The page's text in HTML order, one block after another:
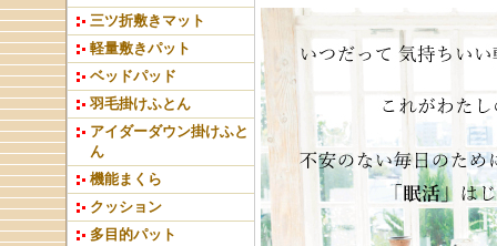
三ツ折敷きマット
軽量敷きパット
ベッドパッド
羽毛掛けふとん
アイダーダウン掛けふと
ん
機能まくら
クッション
多目的パット